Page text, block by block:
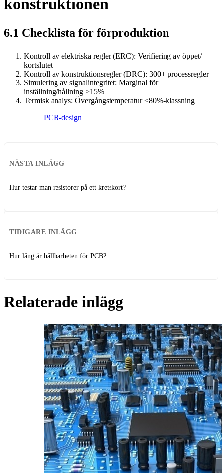
konstruktionen
6.1 Checklista för förproduktion
Kontroll av elektriska regler (ERC): Verifiering av öppet/
kortslutet
Kontroll av konstruktionsregler (DRC): 300+ processregler
Simulering av signalintegritet: Marginal för
inställning/hållning >15%
Termisk analys: Övergångstemperatur <80%-klassning
PCB-design
TIDIGARE INLÄGG
Hur lång är hållbarheten för PCB?
NÄSTA INLÄGG
Hur testar man resistorer på ett kretskort?
Relaterade inlägg